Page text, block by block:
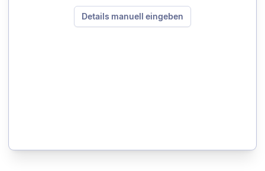
Details manuell eingeben